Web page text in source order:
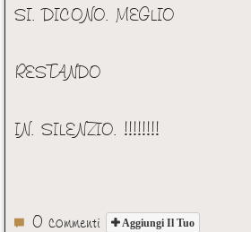
SI. DICONO. MEGLIO
RESTANDO
IN. SILENZIO. !!!!!!!!
0 commenti Aggiungi Il Tuo